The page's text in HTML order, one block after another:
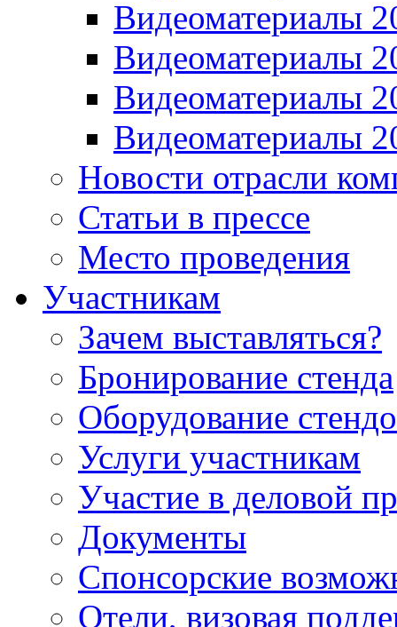
Видеоматериалы
Видеоматериалы
Видеоматериалы
Видеоматериалы
Новости отрасли
Статьи в прессе
Место проведения
Участникам
Зачем выставляться?
Бронирование стенда
Оборудование
Услуги участникам
Участие в деловой
Документы
Спонсорские
Отели, визовая